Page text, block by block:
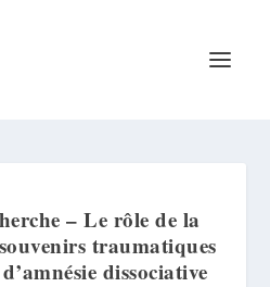
– Le rôle de la
traumatiques
dissociative